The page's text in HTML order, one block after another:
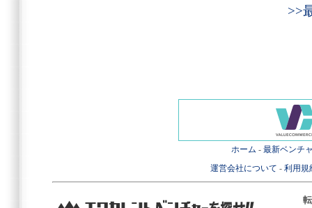
>>
ホーム - 最新ベンチ
運営会社について - 利用規